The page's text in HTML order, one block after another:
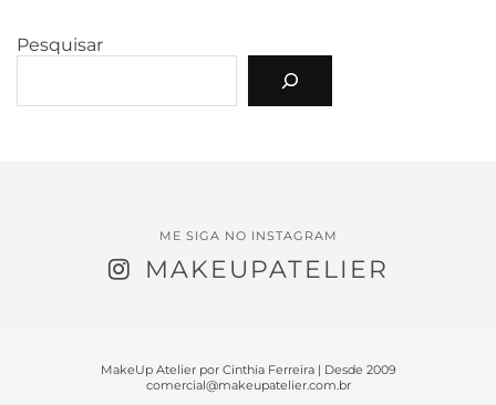
Pesquisar
ME SIGA NO INSTAGRAM
MAKEUPATELIER
MakeUp Atelier por Cinthia Ferreira | Desde 2009
comercial@makeupatelier.com.br